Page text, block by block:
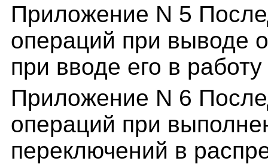
Приложение N 5
операций при выводе
при вводе его в работу
Приложение N 6
операций при
переключений в